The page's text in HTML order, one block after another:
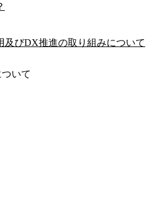
及びDX推進の取り組みについて
いて